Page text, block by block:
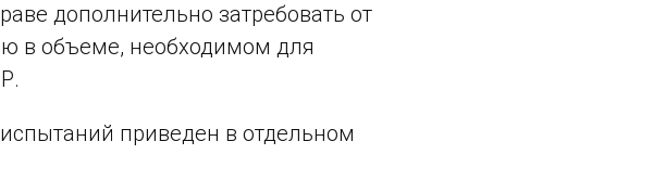
дополнительно затребовать от
в объеме, необходимом для
приведен в отдельном